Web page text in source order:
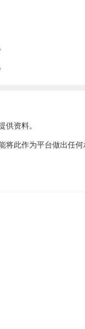
资料。
将此作为平台做出任